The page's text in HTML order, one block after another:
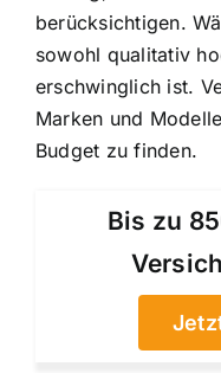
berücksichtigen.
sowohl qualitativ
erschwinglich ist.
Marken und
Budget zu finden.
Bis zu